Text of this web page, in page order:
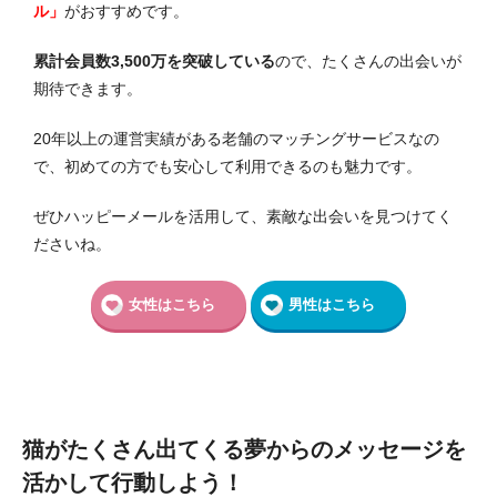
ル」 がおすすめです。
累計会員数3,500万を突破しているので、たくさんの出会いが
期待できます。
20年以上の運営実績がある老舗のマッチングサービスなの
で、初めての方でも安心して利用できるのも魅力です。
ぜひハッピーメールを活用して、素敵な出会いを見つけてく
ださいね。
女性はこちら 男性はこちら
猫がたくさん出てくる夢からのメッセージを
活かして行動しよう！